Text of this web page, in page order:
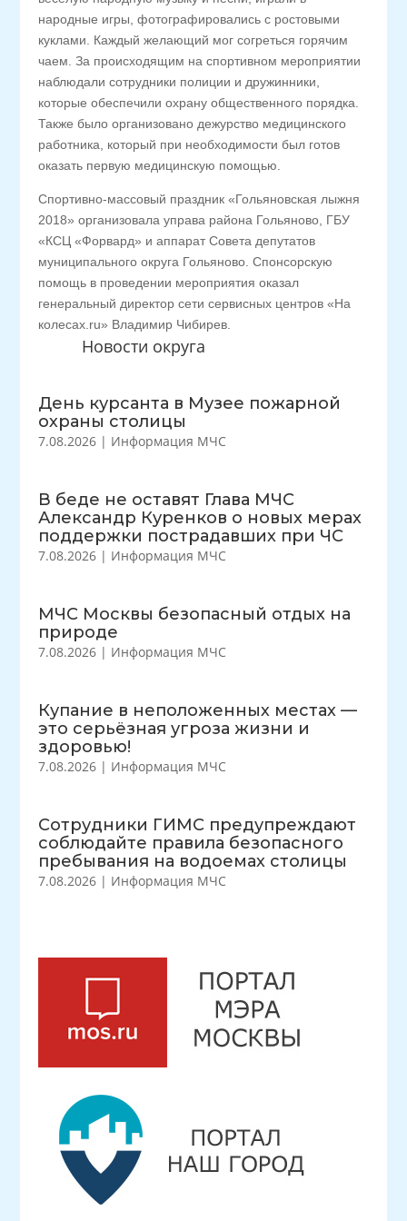
Новости округа
День курсанта в Музее пожарной
охраны столицы
7.08.2026 | Информация МЧС
В беде не оставят Глава МЧС
Александр Куренков о новых мерах
поддержки пострадавших при ЧС
7.08.2026 | Информация МЧС
МЧС Москвы безопасный отдых на
природе
7.08.2026 | Информация МЧС
Купание в неположенных местах —
это серьёзная угроза жизни и
здоровью!
7.08.2026 | Информация МЧС
Сотрудники ГИМС предупреждают
соблюдайте правила безопасного
пребывания на водоемах столицы
7.08.2026 | Информация МЧС
народные игры, фотографировались с ростовыми
куклами. Каждый желающий мог согреться горячим
чаем. За происходящим на спортивном мероприятии
наблюдали сотрудники полиции и дружинники,
которые обеспечили охрану общественного порядка.
Также было организовано дежурство медицинского
работника, который при необходимости был готов
оказать первую медицинскую помощью.
Спортивно-массовый праздник «Гольяновская лыжня
2018» организовала управа района Гольяново, ГБУ
«КСЦ «Форвард» и аппарат Совета депутатов
муниципального округа Гольяново. Спонсорскую
помощь в проведении мероприятия оказал
генеральный директор сети сервисных центров «На
колесах.ru» Владимир Чибирев.